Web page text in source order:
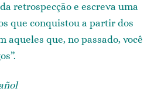
retrospecção e escreva uma
que conquistou a partir dos
aqueles que, no passado, você